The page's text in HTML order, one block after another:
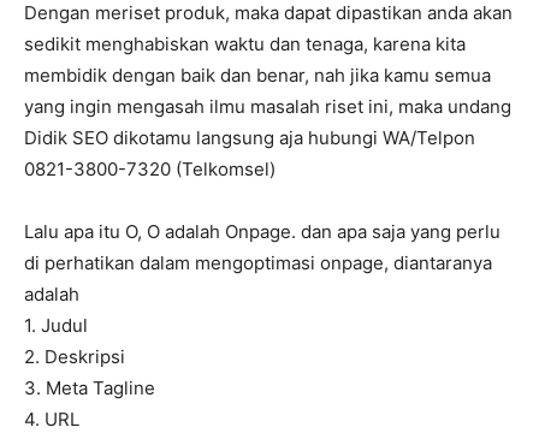
Dengan meriset produk, maka dapat dipastikan anda akan
sedikit menghabiskan waktu dan tenaga, karena kita
membidik dengan baik dan benar, nah jika kamu semua
yang ingin mengasah ilmu masalah riset ini, maka undang
Didik SEO dikotamu langsung aja hubungi WA/Telpon
0821-3800-7320 (Telkomsel)
Lalu apa itu O, O adalah Onpage. dan apa saja yang perlu
di perhatikan dalam mengoptimasi onpage, diantaranya
adalah
1. Judul
2. Deskripsi
3. Meta Tagline
4. URL